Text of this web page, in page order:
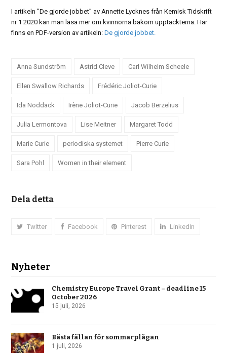
I artikeln ”De gjorde jobbet” av Annette Lycknes från Kemisk Tidskrift
nr 1 2020 kan man läsa mer om kvinnorna bakom upptäckterna. Här
finns en PDF-version av artikeln:De gjorde jobbet.
Anna Sundström Astrid Cleve Carl Wilhelm Scheele
Ellen Swallow Richards Frédéric Joliot-Curie
Ida Noddack Irène Joliot-Curie Jacob Berzelius
Julia Lermontova Lise Meitner Margaret Todd
Marie Curie periodiska systemet Pierre Curie
Sara Pohl Women in their element
Dela detta
Twitter Facebook Pinterest LinkedIn
Nyheter
Chemistry Europe Travel Grant – deadline 15
October 2026
15 juli, 2026
Bästa fällan för sommarplågan
1 juli, 2026